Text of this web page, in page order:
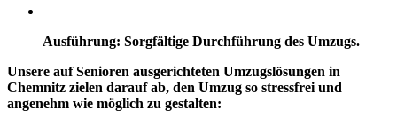
Ausführung: Sorgfältige Durchführung des Umzugs.
Unsere auf Senioren ausgerichteten Umzugslösungen in
Chemnitz zielen darauf ab, den Umzug so stressfrei und
angenehm wie möglich zu gestalten: